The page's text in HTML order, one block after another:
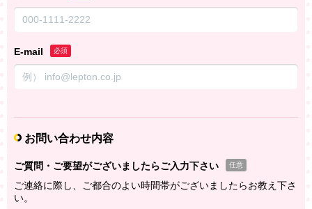
E-mail 必須
お問い合わせ内容
ご質問・ご要望がございましたらご入力下さい 任意
ご連絡に際し、ご都合のよい時間帯がございましたらお教え下さ
い。